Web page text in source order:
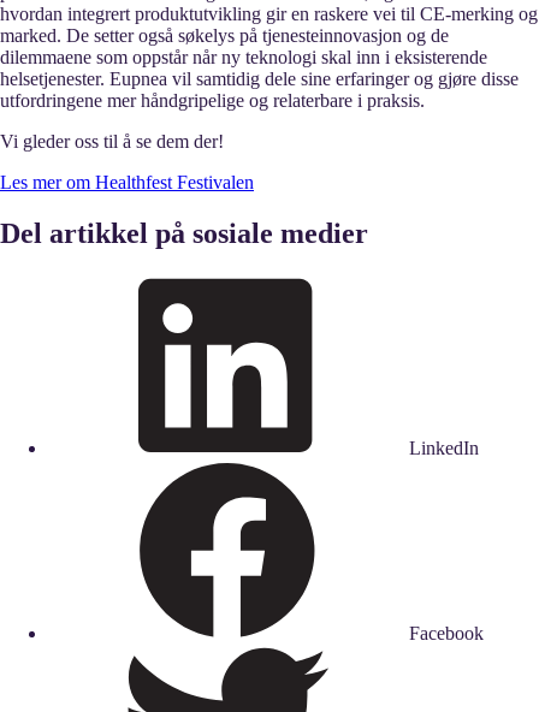
hvordan integrert produktutvikling gir en raskere vei til CE-merking og
marked. De setter også søkelys på tjenesteinnovasjon og de
dilemmaene som oppstår når ny teknologi skal inn i eksisterende
helsetjenester. Eupnea vil samtidig dele sine erfaringer og gjøre disse
utfordringene mer håndgripelige og relaterbare i praksis.
Vi gleder oss til å se dem der!
Les mer om Healthfest Festivalen
Del artikkel på sosiale medier
LinkedIn
Facebook